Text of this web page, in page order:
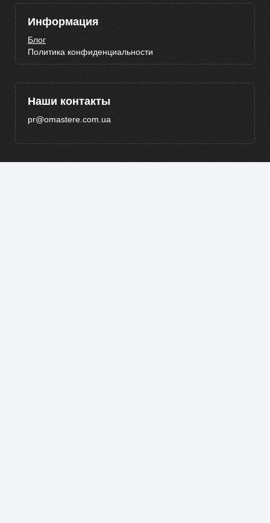
Информация
Блог
Политика конфиденциальности
Наши контакты
pr@omastere.com.ua